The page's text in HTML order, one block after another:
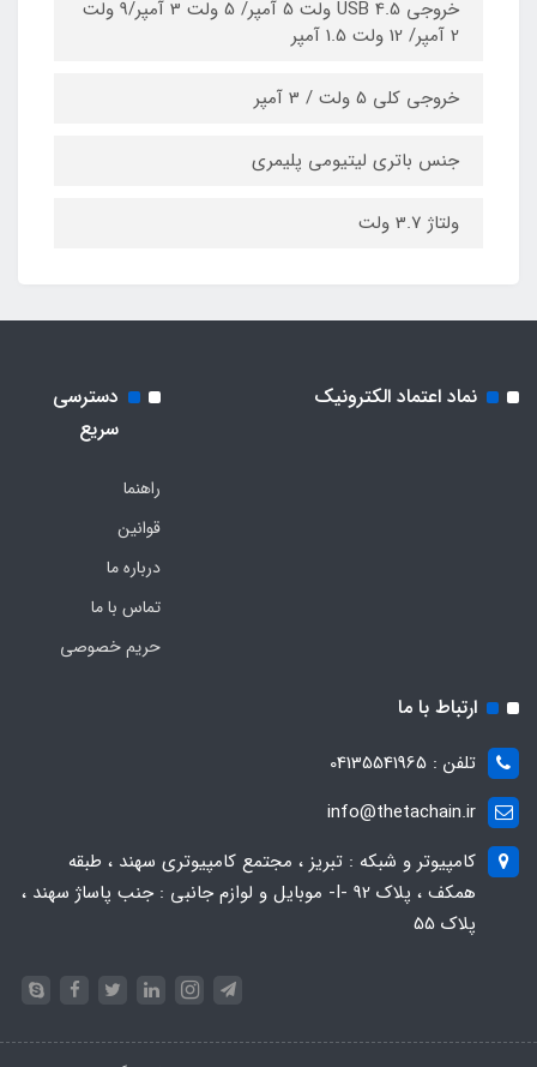
خروجی USB 4.5 ولت 5 آمپر/ 5 ولت 3 آمپر/9 ولت
2 آمپر/ 12 ولت 1.5 آمپر
خروجی کلی 5 ولت / 3 آمپر
جنس باتری لیتیومی پلیمری
ولتاژ 3.7 ولت
نماد اعتماد الکترونیک
دسترسی
سریع
راهنما
قوانین
درباره ما
تماس با ما
حریم خصوصی
ارتباط با ما
تلفن : 04135541965
info@thetachain.ir
کامپیوتر و شبکه : تبریز ، مجتمع کامپیوتری سهند ، طبقه
همکف ، پلاک 92 -I- موبایل و لوازم جانبی : جنب پاساژ سهند ،
پلاک 55